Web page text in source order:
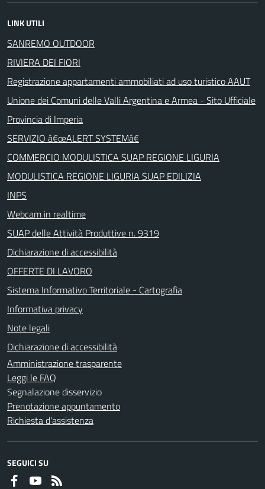
LINK UTILI
SANREMO OUTDOOR
RIVIERA DEI FIORI
Registrazione appartamenti ammobiliati ad uso turistico AAUT
Unione dei Comuni delle Valli Argentina e Armea - Sito Ufficiale
Provincia di Imperia
SERVIZIO â€œALERT SYSTEMâ€
COMMERCIO MODULISTICA SUAP REGIONE LIGURIA
MODULISTICA REGIONE LIGURIA SUAP EDILIZIA
INPS
Webcam in realtime
SUAP delle Attività Produttive n. 9319
Dichiarazione di accessibilità
OFFERTE DI LAVORO
Sistema Informativo Territoriale - Cartografia
Informativa privacy
Note legali
Dichiarazione di accessibilità
Amministrazione trasparente
Leggi le FAQ
Segnalazione disservizio
Prenotazione appuntamento
Richiesta d'assistenza
SEGUICI SU